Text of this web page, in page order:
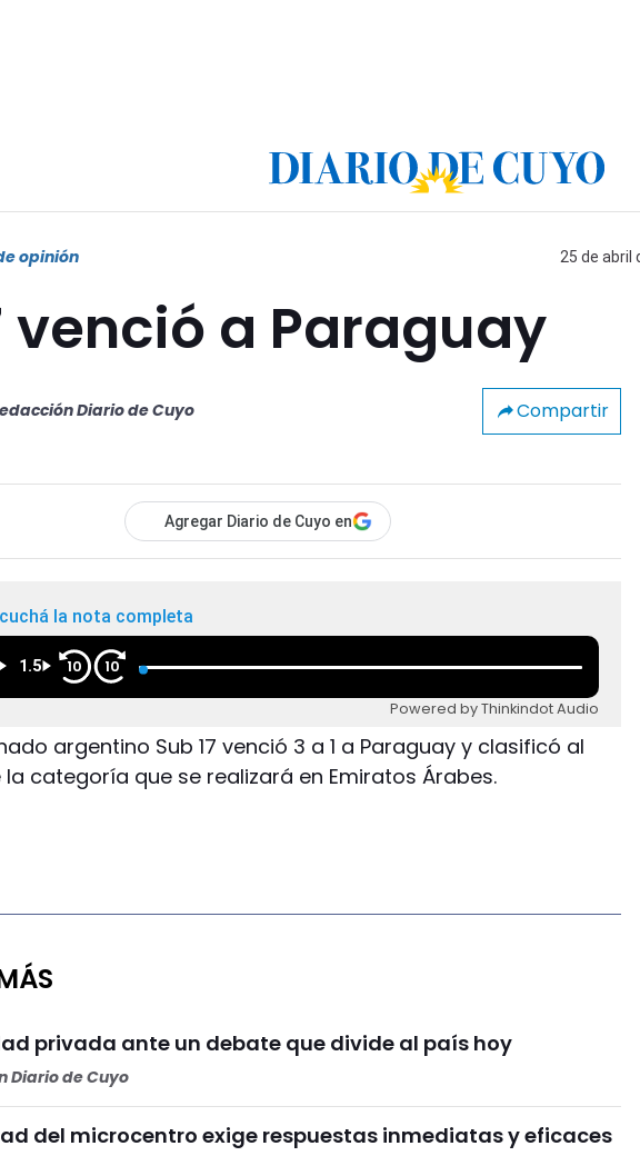
opinión 25 de abril
venció a Paraguay
Diario de Cuyo Compartir
Agregar Diario de Cuyo en
la nota completa
1.5 10 10
Powered by Thinkindot Audio
argentino Sub 17 venció 3 a 1 a Paraguay y clasificó al
la categoría que se realizará en Emiratos Árabes.
privada ante un debate que divide al país hoy
Diario de Cuyo
del microcentro exige respuestas inmediatas y eficaces